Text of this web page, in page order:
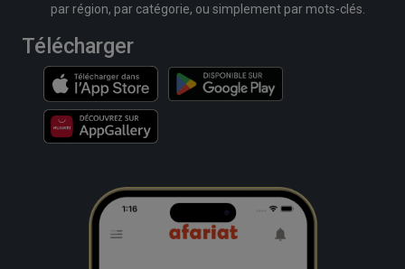
par région, par catégorie, ou simplement par mots-clés.
Télécharger